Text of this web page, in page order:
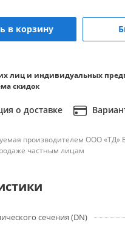
в корзину
лиц и индивидуальных
скидок
о доставке
производителем ООО «ТД»
частным лицам
сечения (DN)